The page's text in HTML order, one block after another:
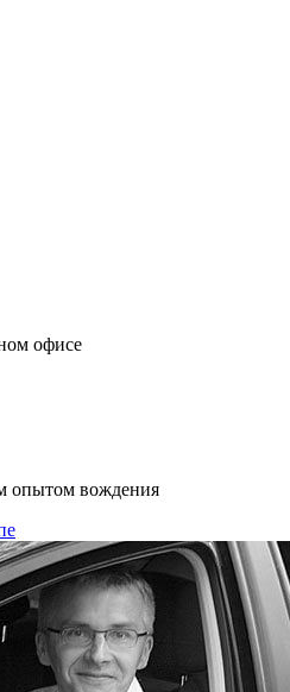
офисе
опытом вождения